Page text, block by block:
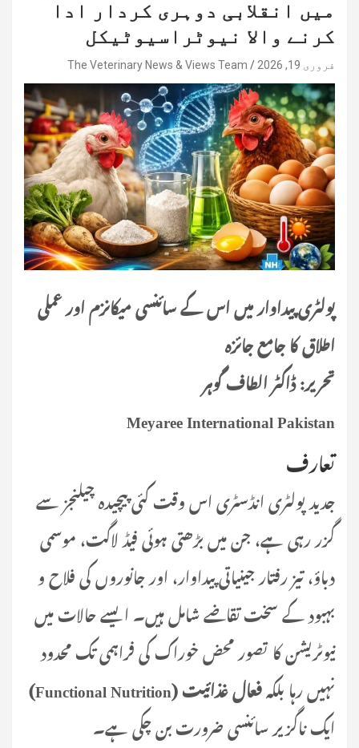
میں انقلابی دوہری کردار ادا
کرنے والا نیوٹراسیوٹیکل
فروری 19, 2026 The Veterinary News & Views Team
پولٹری پیداوار میں اس کے سائنسی میکانزم اور عملی
اطلاق کا جامع جائزہ
تحریر: ڈاکٹر الطاف گوہر
Meyaree International Pakistan
تعارف
جدید پولٹری انڈسٹری اس وقت کئی پیچیدہ چیلنجز سے
گزر رہی ہے، جن میں بڑھتی ہوئی فیڈ لاگت، موسمی
دباؤ، تیز رفتار جینیاتی پیداوار، اور جانوروں کی فلاح و
بہبود کے سخت تقاضے شامل ہیں۔ ایسے حالات میں
نیوٹریشن کا تصور محض خوراک کی فراہمی تک محدود
نہیں رہا بلکہفعال غذائیت (Functional Nutrition)
ایک ناگزیر سائنسی ضرورت بن چکی ہے۔